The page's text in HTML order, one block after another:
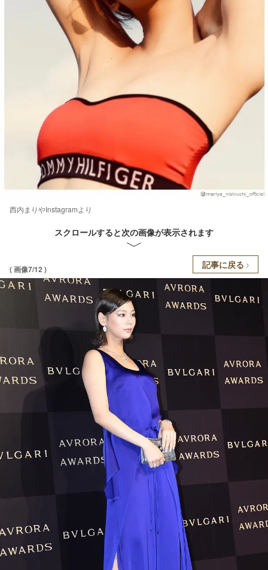
西内まりやInstagramより
スクロールすると次の画像が表示されます
( 画像7/12 ) 記事に戻る